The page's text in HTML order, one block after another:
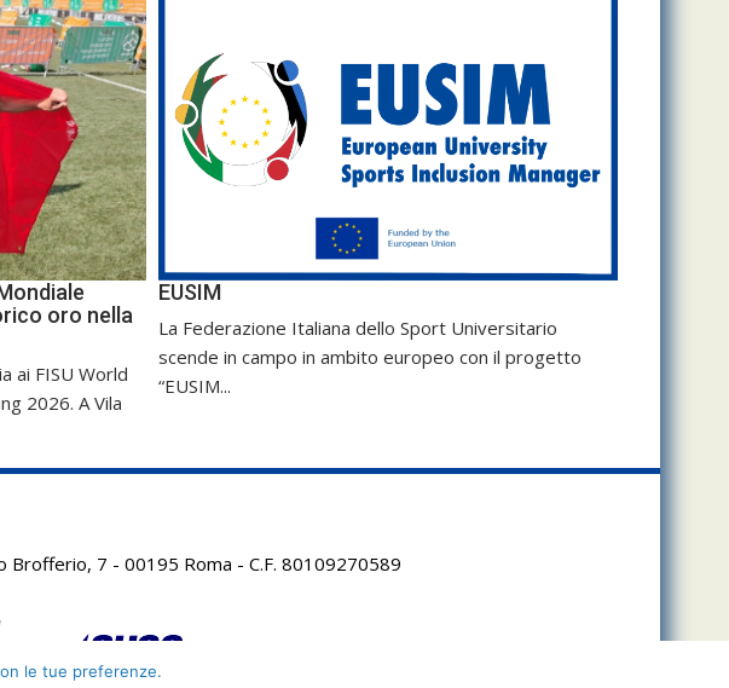
oro nella
ai FISU World
2026. A Vila
EUSIM
La Federazione Italiana dello Sport Universitario
scende in campo in ambito europeo con il progetto
“EUSIM...
Brofferio, 7 - 00195 Roma - C.F. 80109270589
le tue preferenze.